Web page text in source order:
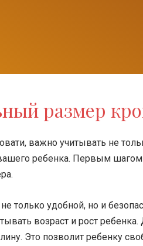
размер
важно учитывать не
ребенка. Первым
только удобной, но и
возраст и рост
Это позволит ребенку